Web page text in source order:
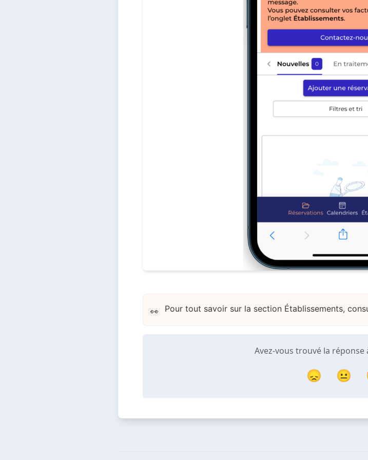
👀 Pour tout savoir sur la section Établissements,
Avez-vous trouvé la réponse
😞 😐